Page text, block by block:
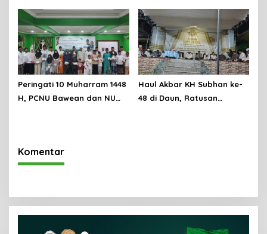
Peringatan Tahun Baru
Islam 1448 H di Tengah
Kondisi Sakit
Ukhuwah dan Syiar Islam
Melalui Ziarah Wali
Peringati 10 Muharram 1448
H, PCNU Bawean dan NU
Haul Akbar KH Subhan ke-
48 di Daun, Ratusan
Komentar